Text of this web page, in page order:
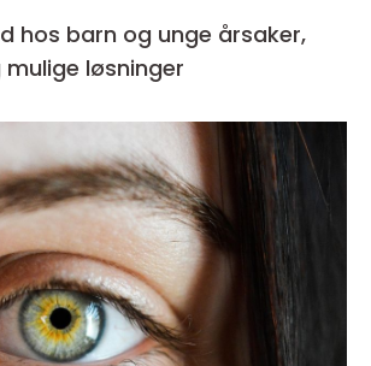
barn og unge årsaker,
løsninger